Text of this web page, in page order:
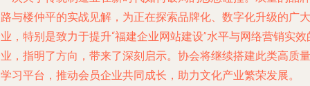
与楼仲平的实战见解，为正在探索品牌化、数字化升级的广大
，特别是致力于提升“福建企业网站建设”水平与网络营销实效
，指明了方向，带来了深刻启示。协会将继续搭建此类高质量
习平台，推动会员企业共同成长，助力文化产业繁荣发展。